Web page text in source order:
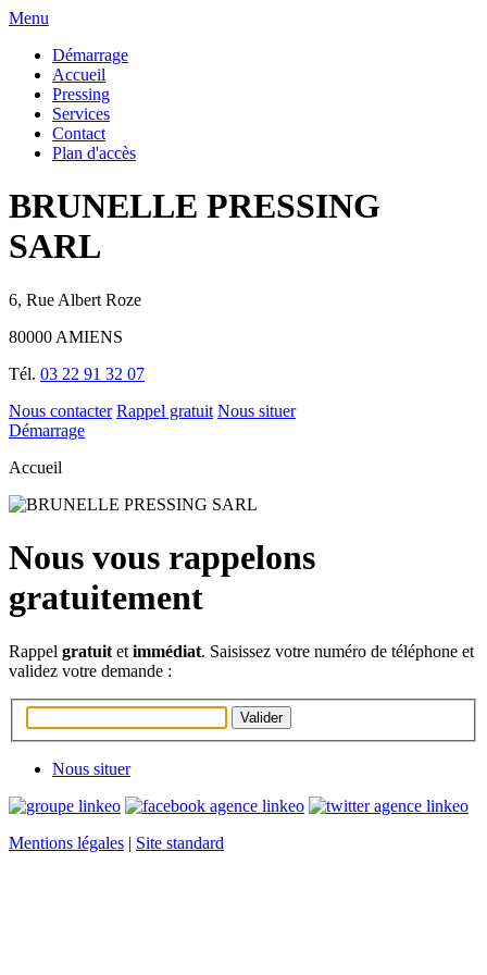
Menu
Démarrage
Accueil
Pressing
Services
Contact
Plan d'accès
BRUNELLE PRESSING
SARL
6, Rue Albert Roze
80000 AMIENS
Tél. 03 22 91 32 07
Nous contacter Rappel gratuit Nous situer
Démarrage
Accueil
Nous vous rappelons
gratuitement
Rappel gratuit et immédiat. Saisissez votre numéro de téléphone et
validez votre demande :
Nous situer
Mentions légales | Site standard